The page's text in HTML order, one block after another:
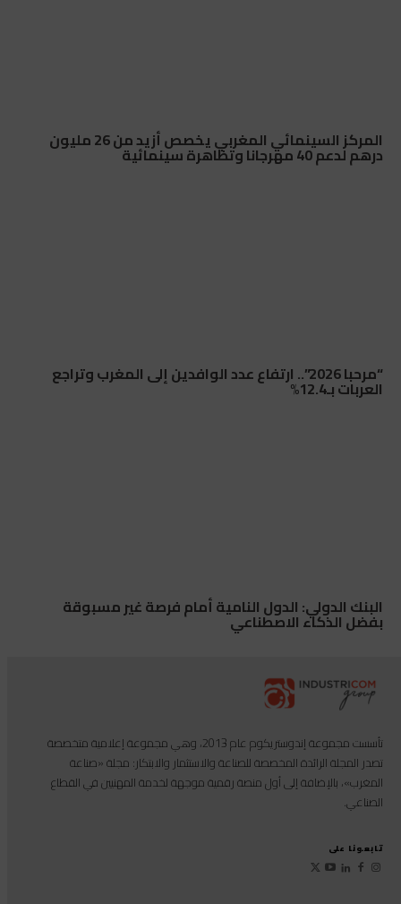
المركز السينمائي المغربي يخصص أزيد من 26 مليون
درهم لدعم 40 مهرجانا وتظاهرة سينمائية
“مرحبا 2026”.. ارتفاع عدد الوافدين إلى المغرب وتراجع
العربات بـ12.4%
البنك الدولي: الدول النامية أمام فرصة غير مسبوقة
بفضل الذكاء الاصطناعي
تأسست مجموعة إندوستريكوم عام 2013، وهي مجموعة إعلامية متخصصة
تصدر المجلة الرائدة المخصصة للصناعة والاستثمار والابتكار: مجلة «صناعة
المغرب»، بالإضافة إلى أول منصة رقمية موجهة لخدمة المهنيين في القطاع
الصناعي.
تابعونا على